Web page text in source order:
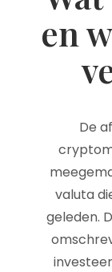
en
De
valuta
geleden.